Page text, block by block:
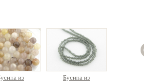
из
Бусина из